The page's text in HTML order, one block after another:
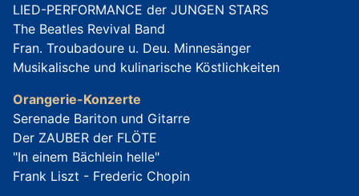
LIED-PERFORMANCE der JUNGEN STARS
The Beatles Revival Band
Fran. Troubadoure u. Deu. Minnesänger
Musikalische und kulinarische Köstlichkeiten
Orangerie-Konzerte
Serenade Bariton und Gitarre
Der ZAUBER der FLÖTE
"In einem Bächlein helle"
Frank Liszt - Frederic Chopin